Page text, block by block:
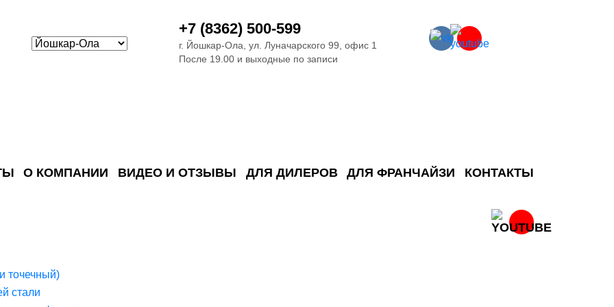
+7 (8362) 500-599
г. Йошкар-Ола, ул. Луначарского 99, офис 1
После 19.00 и выходные по записи
О КОМПАНИИ ВИДЕО И ОТЗЫВЫ ДЛЯ ДИЛЕРОВ ДЛЯ ФРАНЧАЙЗИ КОНТАКТЫ
точечный)
стали